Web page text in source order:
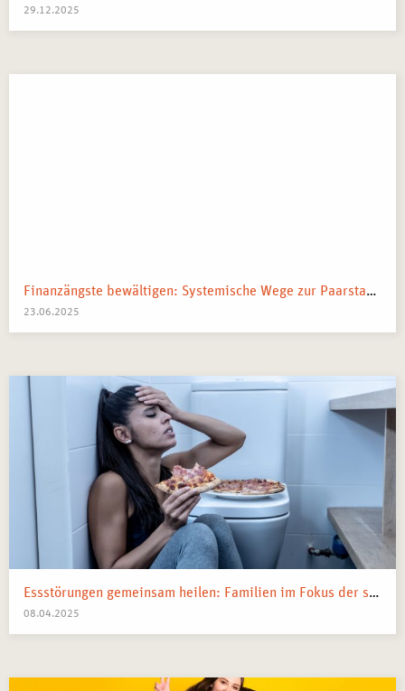
29.12.2025
Finanzängste bewältigen: Systemische Wege zur Paarstabilität
23.06.2025
Essstörungen gemeinsam heilen: Familien im Fokus der systemischen Therapie
08.04.2025